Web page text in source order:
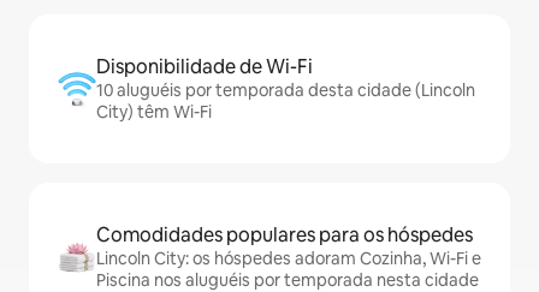
Disponibilidade de Wi-Fi
10 aluguéis por temporada desta cidade (Lincoln
City) têm Wi-Fi
Comodidades populares para os hóspedes
Lincoln City: os hóspedes adoram Cozinha, Wi-Fi e
Piscina nos aluguéis por temporada nesta cidade